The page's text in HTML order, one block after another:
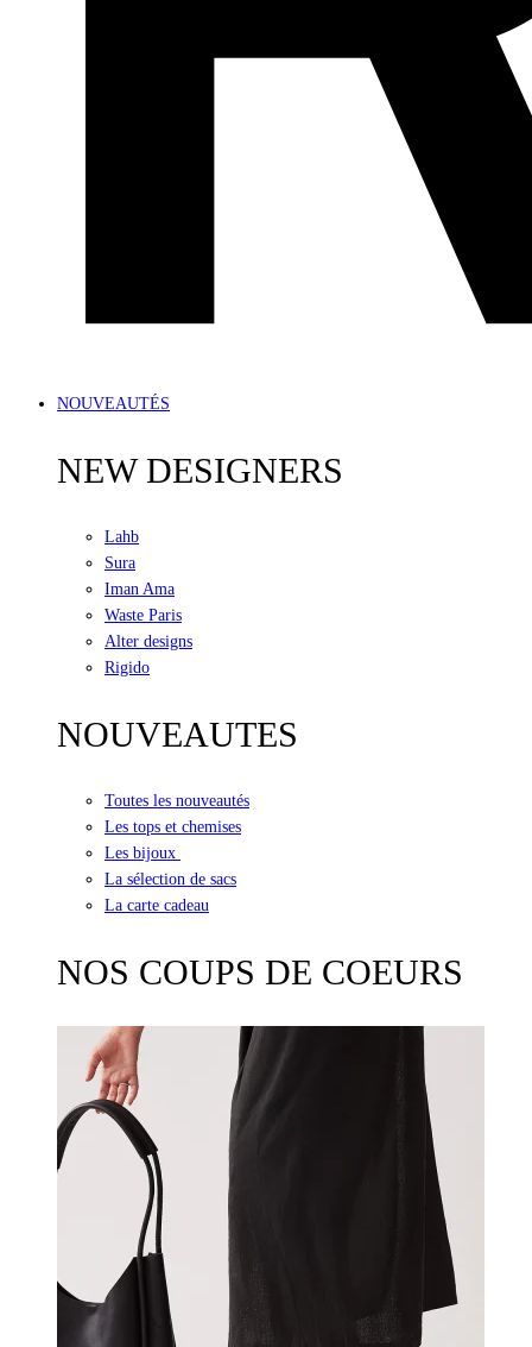
NOUVEAUTÉS
NEW DESIGNERS
Lahb
Sura
Iman Ama
Waste Paris
Alter designs
Rigido
NOUVEAUTES
Toutes les nouveautés
Les tops et chemises
Les bijoux
La sélection de sacs
La carte cadeau
NOS COUPS DE COEURS